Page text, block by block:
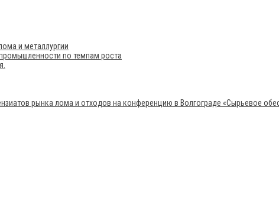
и металлургии
по темпам роста
рынка лома и отходов на конференцию в Волгограде «Сырьевое